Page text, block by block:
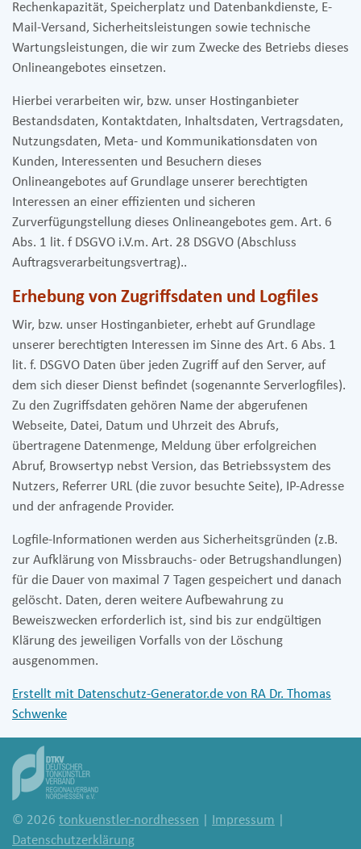
Rechenkapazität, Speicherplatz und Datenbankdienste, E-
Mail-Versand, Sicherheitsleistungen sowie technische
Wartungsleistungen, die wir zum Zwecke des Betriebs dieses
Onlineangebotes einsetzen.
Hierbei verarbeiten wir, bzw. unser Hostinganbieter
Bestandsdaten, Kontaktdaten, Inhaltsdaten, Vertragsdaten,
Nutzungsdaten, Meta- und Kommunikationsdaten von
Kunden, Interessenten und Besuchern dieses
Onlineangebotes auf Grundlage unserer berechtigten
Interessen an einer effizienten und sicheren
Zurverfügungstellung dieses Onlineangebotes gem. Art. 6
Abs. 1 lit. f DSGVO i.V.m. Art. 28 DSGVO (Abschluss
Auftragsverarbeitungsvertrag)..
Erhebung von Zugriffsdaten und Logfiles
Wir, bzw. unser Hostinganbieter, erhebt auf Grundlage
unserer berechtigten Interessen im Sinne des Art. 6 Abs. 1
lit. f. DSGVO Daten über jeden Zugriff auf den Server, auf
dem sich dieser Dienst befindet (sogenannte Serverlogfiles).
Zu den Zugriffsdaten gehören Name der abgerufenen
Webseite, Datei, Datum und Uhrzeit des Abrufs,
übertragene Datenmenge, Meldung über erfolgreichen
Abruf, Browsertyp nebst Version, das Betriebssystem des
Nutzers, Referrer URL (die zuvor besuchte Seite), IP-Adresse
und der anfragende Provider.
Logfile-Informationen werden aus Sicherheitsgründen (z.B.
zur Aufklärung von Missbrauchs- oder Betrugshandlungen)
für die Dauer von maximal 7 Tagen gespeichert und danach
gelöscht. Daten, deren weitere Aufbewahrung zu
Beweiszwecken erforderlich ist, sind bis zur endgültigen
Klärung des jeweiligen Vorfalls von der Löschung
ausgenommen.
Erstellt mit Datenschutz-Generator.de von RA Dr. Thomas
Schwenke
© 2026 tonkuenstler-nordhessen Impressum
Datenschutzerklärung